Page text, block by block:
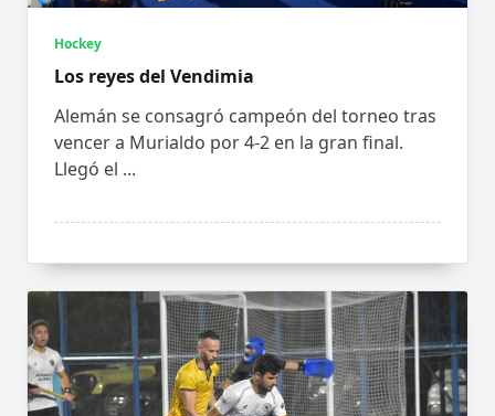
Hockey
Los reyes del Vendimia
Alemán se consagró campeón del torneo tras
vencer a Murialdo por 4-2 en la gran final.
Llegó el ...